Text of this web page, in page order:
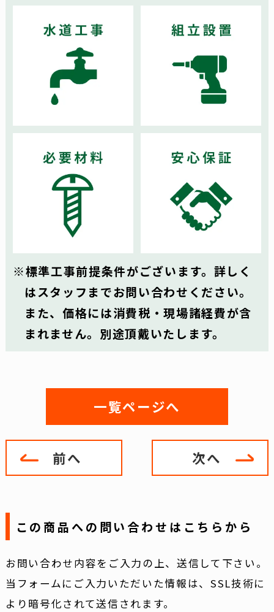
標準工事前提条件がございます。詳しく
はスタッフまでお問い合わせください。
また、価格には消費税・現場諸経費が含
まれません。別途頂戴いたします。
前へ
一覧ページへ
次へ
この商品への問い合わせはこちらから
お問い合わせ内容をご入力の上、送信して下さい。
当フォームにご入力いただいた情報は、SSL技術に
より暗号化されて送信されます。